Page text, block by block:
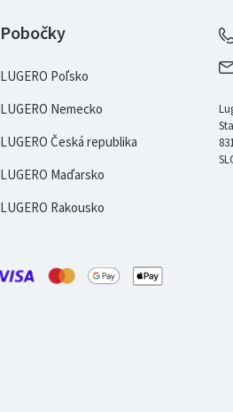
Pobočky
LUGERO Poľsko
LUGERO Nemecko
LUGERO Česká republika
LUGERO Maďarsko
LUGERO Rakousko